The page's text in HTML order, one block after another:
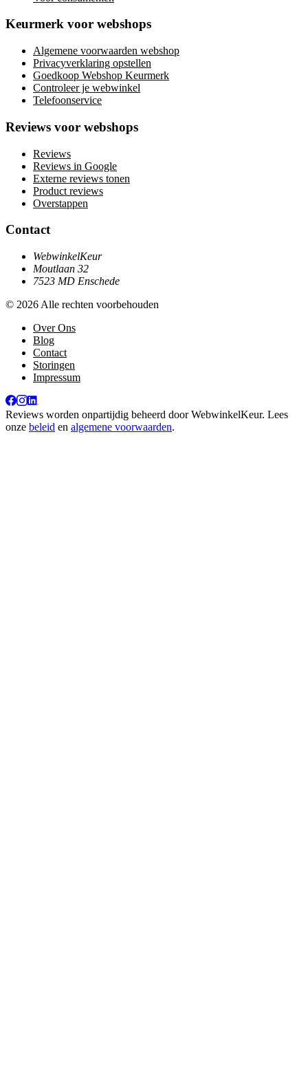
Keurmerk voor webshops
Algemene voorwaarden webshop
Privacyverklaring opstellen
Goedkoop Webshop Keurmerk
Controleer je webwinkel
Telefoonservice
Reviews voor webshops
Reviews
Reviews in Google
Externe reviews tonen
Product reviews
Overstappen
Contact
WebwinkelKeur
Moutlaan 32
7523 MD Enschede
© 2026 Alle rechten voorbehouden
Over Ons
Blog
Contact
Storingen
Impressum
Reviews worden onpartijdig beheerd doorWebwinkelKeur. Lees
onze beleid en algemene voorwaarden.